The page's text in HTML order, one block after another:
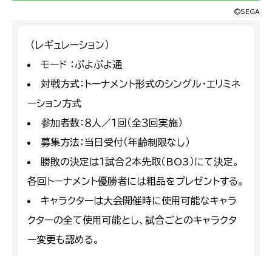
©SEGA
（レギュレーション）
モード ：ぷよぷよ通
対戦方式：トーナメント形式のシングル・エリミネ
ーション方式
参加者数：８人／１回（全３回実施）
募集方法：当日受付（年齢制限なし）
勝敗の決定は１試合２本先取（BO3）にて決定。
各回トーナメント優勝者には粗品をプレゼントする。
キャラクターは大会開催時に使用可能なキャラ
クターの全て使用可能とし、試合ごとのキャラクタ
ー変更も認める。